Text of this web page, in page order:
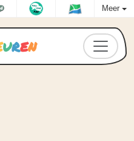
Meer
uren